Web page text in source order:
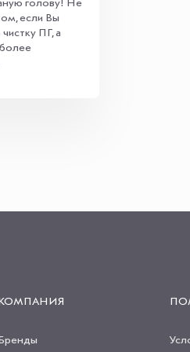
голову! Не
если Вы
ПГ, а
КОМПАНИЯ
Бренды